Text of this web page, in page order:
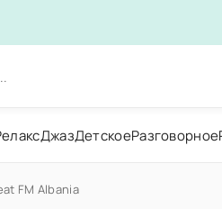
ДжазДетскоеРазговорное
FM Albania